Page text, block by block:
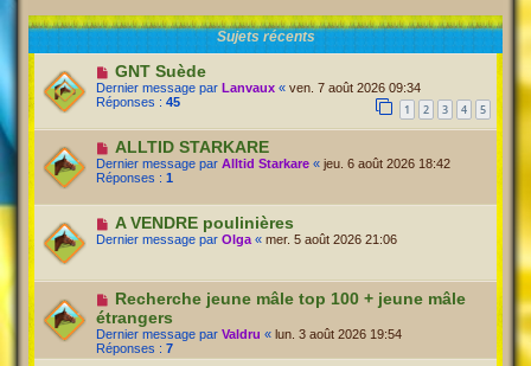
r
Sujets récents
GNT Suède
Dernier message par Lanvaux « ven. 7 août 2026 09:34
Réponses : 45 1 2 3 4 5
ALLTID STARKARE
Dernier message par Alltid Starkare « jeu. 6 août 2026 18:42
Réponses : 1
A VENDRE poulinières
Dernier message par Olga « mer. 5 août 2026 21:06
Recherche jeune mâle top 100 + jeune mâle
étrangers
Dernier message par Valdru « lun. 3 août 2026 19:54
Réponses : 7